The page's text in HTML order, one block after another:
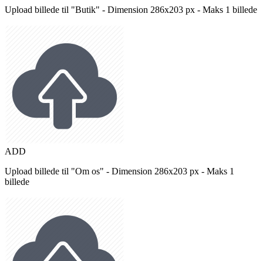
Upload billede til "Butik" - Dimension 286x203 px - Maks 1 billede
ADD
Upload billede til "Om os" - Dimension 286x203 px - Maks 1
billede